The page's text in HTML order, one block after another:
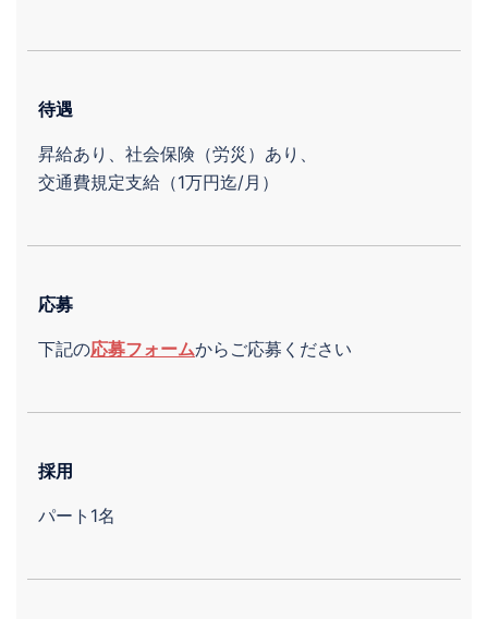
待遇
昇給あり、社会保険（労災）あり、
交通費規定支給（1万円迄/月）
応募
下記の応募フォームからご応募ください
採用
パート 1名